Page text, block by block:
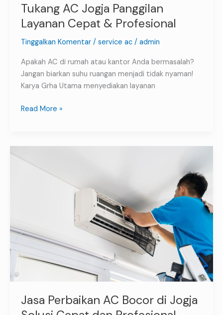
Tukang AC Jogja Panggilan
Layanan Cepat & Profesional
Tinggalkan Komentar / service ac/ admin
Apakah AC di rumah atau kantor Anda bermasalah?
Jangan biarkan suhu ruangan menjadi tidak nyaman!
Karya Grha Utama menyediakan layanan
Read More »
Jasa Perbaikan AC Bocor di Jogja
Perbaikan
Cepat
Profesional